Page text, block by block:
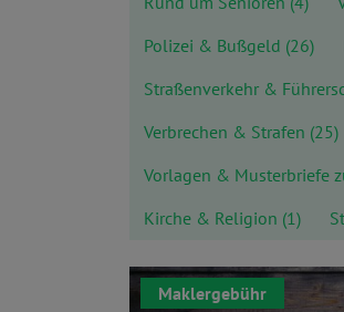
Polizei & Bußgeld (26)
Straßenverkehr &
Verbrechen & Strafen (25)
Vorlagen & Musterbriefe
Kirche & Religion (1)
Maklergebühr